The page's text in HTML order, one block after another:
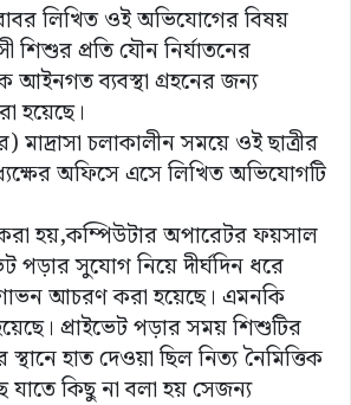
লিখিত ওই অভিযোগের বিষয়
শিশুর প্রতি যৌন নির্যাতনের
আইনগত ব্যবস্থা গ্রহনের জন্য
হয়েছে।
চলাকালীন সময়ে ওই ছাত্রীর
অফিসে এসে লিখিত অভিযোগটি
হয়,কম্পিউটার অপারেটর ফয়সাল
পড়ার সুযোগ নিয়ে দীর্ঘদিন ধরে
আচরণ করা হয়েছে। এমনকি
প্রাইভেট পড়ার সময় শিশুটির
হাত দেওয়া ছিল নিত্য নৈমিত্তিক
যাতে কিছু না বলা হয় সেজন্য